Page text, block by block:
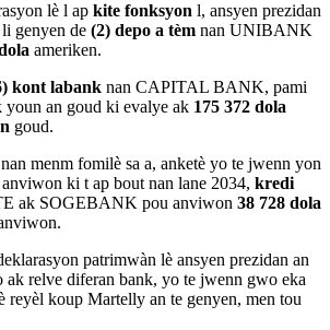
lè l ap kite fonksyon l, ansyen prezidan
genyen de (2) depo a tèm nan UNIBANK
ameriken.
kont labank nan CAPITAL BANK, pami
youn an goud ki evalye ak 175 372 dola
goud.
menm fomilè sa a, anketè yo te jwenn yon
anviwon ki t ap bout nan lane 2034, kredi
ak SOGEBANK pou anviwon 38 728 dola
patrimwàn lè ansyen prezidan an
ak relve diferan bank, yo te jwenn gwo eka
reyèl koup Martelly an te genyen, men tou